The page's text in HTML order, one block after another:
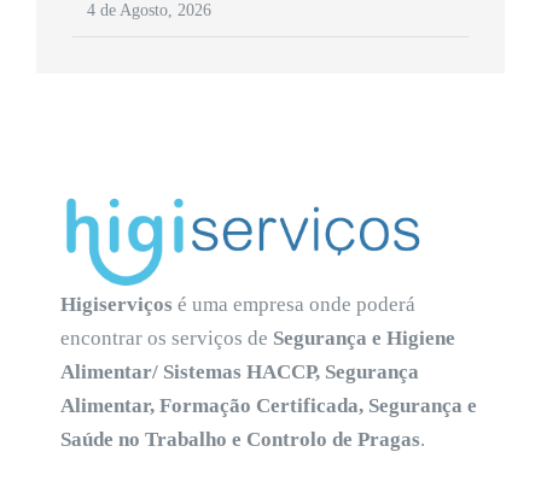
4 de Agosto, 2026
Higiserviços é uma empresa onde poderá
encontrar os serviços de Segurança e Higiene
Alimentar/ Sistemas HACCP, Segurança
Alimentar, Formação Certificada, Segurança e
Saúde no Trabalho e Controlo de Pragas.